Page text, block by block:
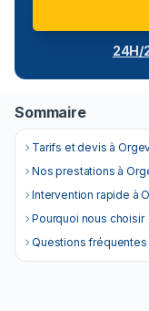
24H/
Sommaire
Tarifs et devis à
Nos prestations à
Intervention rapide à
Pourquoi nous choisir
Questions fréquentes